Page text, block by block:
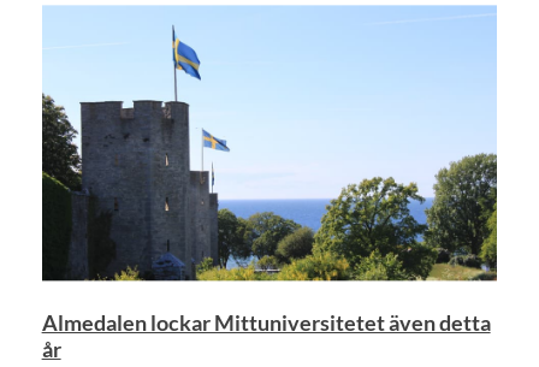
Almedalen lockar Mittuniversitetet även detta
år